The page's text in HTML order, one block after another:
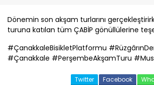
Dönemin son akşam turlarını
turuna katılan tüm ÇABİP gönüllülerine
#ÇanakkaleBisikletPlatformu
#Çanakkale #PerşembeAkşamTuru
Twitter Facebook